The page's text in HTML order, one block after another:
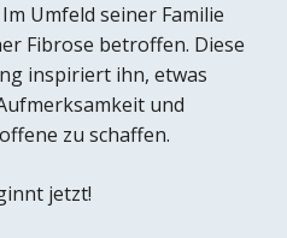
Umfeld seiner Familie
Fibrose betroffen. Diese
inspiriert ihn, etwas
und
zu schaffen.
jetzt!